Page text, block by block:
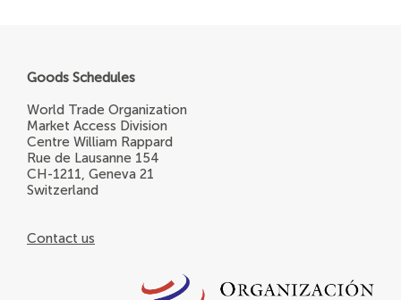
Goods Schedules
World Trade Organization
Market Access Division
Centre William Rappard
Rue de Lausanne 154
CH-1211, Geneva 21
Switzerland
Contact us